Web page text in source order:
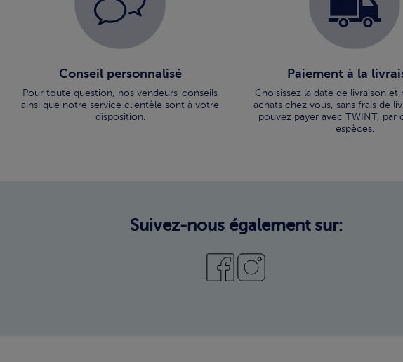
Conseil personnalisé
Pour toute question, nos vendeurs-conseils
ainsi que notre service clientèle sont à votre
disposition.
Paiement à la
Choisissez la date de livraison et
achats chez vous, sans frais de
pouvez payer avec TWINT, par
espèces.
Suivez-nous également sur: